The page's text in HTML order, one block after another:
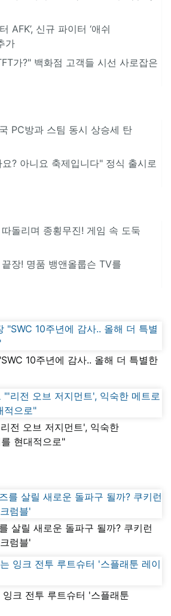
AFK’, 신규 파이터 ‘애쉬
가
가?" 백화점 고객들 시선 사로잡은
PC방과 스팀 동시 상승세 탄
? 아니요 축제입니다" 정식 출시로
돌리며 종횡무진! 게임 속 도둑
장! 명품 뱅앤올룹슨 TV를
10주년에 감사.. 올해 더 특별한
전 오브 저지먼트', 익숙한
현대적으로"
살릴 새로운 돌파구 될까? 쿠키런
럼블'
크 전투 루트슈터 '스플래툰